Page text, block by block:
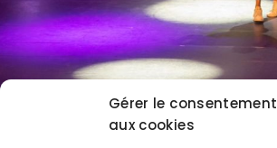
Gérer le consentement
aux cookies